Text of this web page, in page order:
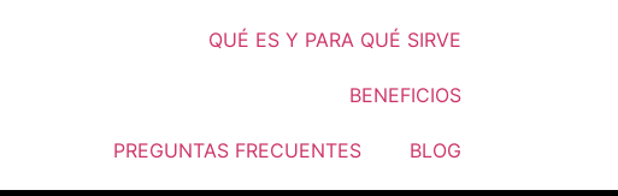
QUÉ ES Y PARA QUÉ SIRVE
BENEFICIOS
PREGUNTAS FRECUENTES BLOG